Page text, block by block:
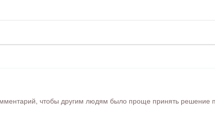
чтобы другим людям было проще принять решение